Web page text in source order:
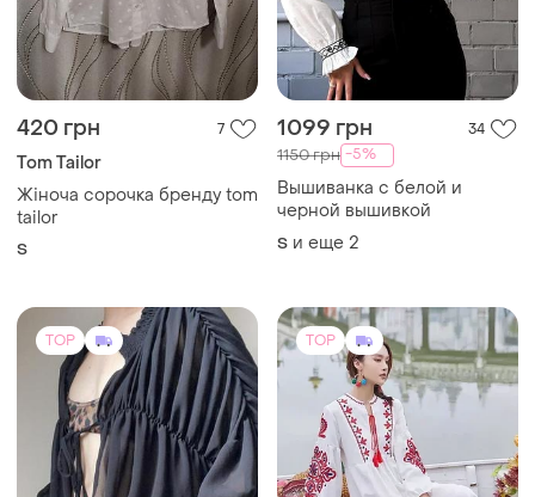
Tom Tailor
Жіноча сорочка бренду tom
tailor
1150 грн
Вышиванка с белой и
черной вышивкой
S и еще 2
TOP TOP